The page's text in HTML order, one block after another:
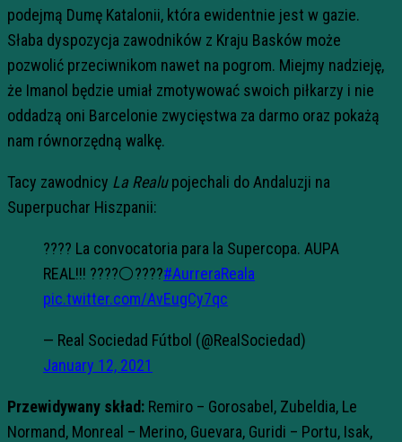
podejmą Dumę Katalonii, która ewidentnie jest w gazie.
Słaba dyspozycja zawodników z Kraju Basków może
pozwolić przeciwnikom nawet na pogrom. Miejmy nadzieję,
że Imanol będzie umiał zmotywować swoich piłkarzy i nie
oddadzą oni Barcelonie zwycięstwa za darmo oraz pokażą
nam równorzędną walkę.
Tacy zawodnicy La Realupojechali do Andaluzji na
Superpuchar Hiszpanii:
???? La convocatoria para la Supercopa. AUPA
REAL!!! ????⚪️????#AurreraReala
pic.twitter.com/AvEugCy7qc
— Real Sociedad Fútbol (@RealSociedad)
January 12, 2021
Przewidywany skład: Remiro – Gorosabel, Zubeldia, Le
Normand, Monreal – Merino, Guevara, Guridi – Portu, Isak,